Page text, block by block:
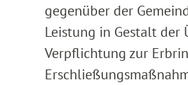
gegenüber der
Leistung in Gestalt der
Verpflichtung zur